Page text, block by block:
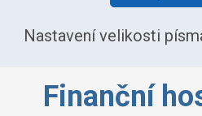
Nastavení velikosti
Finanční